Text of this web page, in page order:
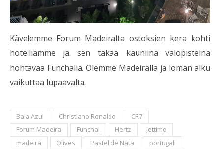
Kävelemme Forum Madeiralta ostoksien kera kohti
hotelliamme ja sen takaa kauniina valopisteinä
hohtavaa Funchalia. Olemme Madeiralla ja loman alku
vaikuttaa lupaavalta.
Baia Azul Christiano Ronaldo
CR7
Forum Madeira
Funchal Hertz
jettime
madeira
Olives Pastel de Nata portugali